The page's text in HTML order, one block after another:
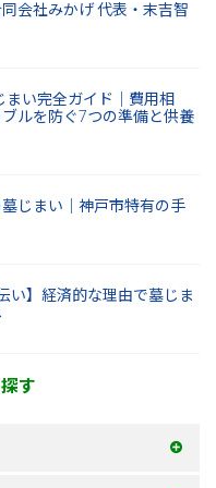
会社みかげ 代表・末吉智
まい完全ガイド｜費用相
ルを防ぐ7つの準備と供養
じまい｜神戸市特有の手
い】経済的な理由で墓じま
す